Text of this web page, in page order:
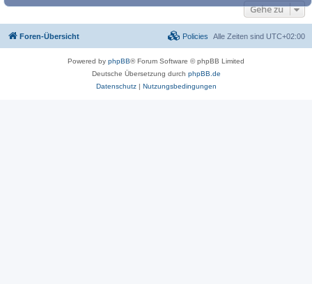
Gehe zu
Foren-Übersicht Alle Zeiten sind UTC+02:00
Policies
Powered by phpBB® Forum Software © phpBB Limited
Deutsche Übersetzung durch phpBB.de
Datenschutz| Nutzungsbedingungen